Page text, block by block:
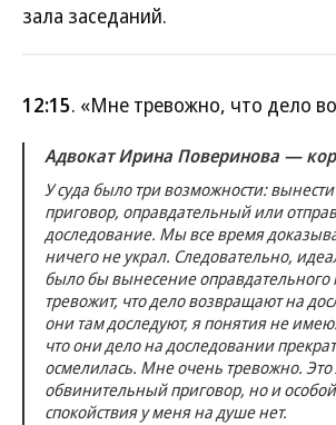
зала заседаний.
12:15. «Мне тревожно, что дело
Адвокат Ирина Поверинова —
У суда было три возможности:
приговор, оправдательный или
доследование. Мы все время
ничего не украл. Следовательно,
было бы вынесение
тревожит, что дело возвращают на
они там доследуют, я понятия не
что они дело на доследовании
осмелилась. Мне очень тревожно.
обвинительный приговор, но и
спокойствия у меня на душе нет.